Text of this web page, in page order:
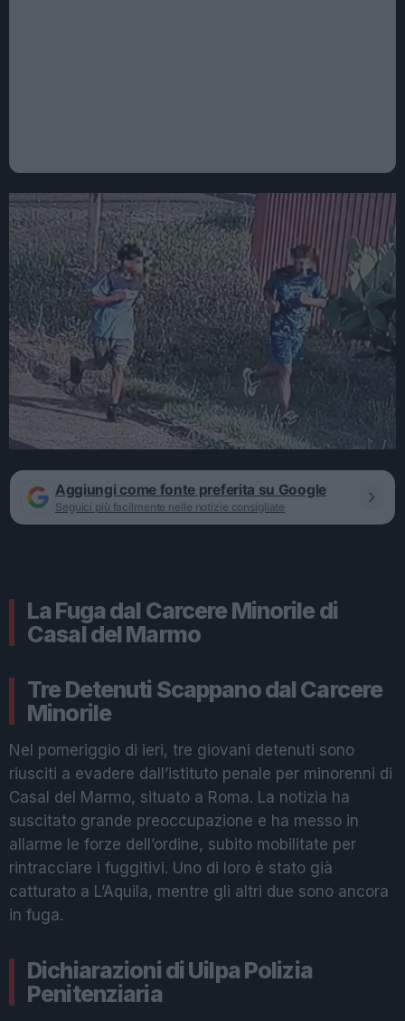
Aggiungi come fonte preferita su Google
Seguici più facilmente nelle notizie consigliate
La Fuga dal Carcere Minorile di
Casal del Marmo
Tre Detenuti Scappano dal Carcere
Minorile
Nel pomeriggio di ieri, tre giovani detenuti sono
riusciti a evadere dall’istituto penale per minorenni di
Casal del Marmo, situato a Roma. La notizia ha
suscitato grande preoccupazione e ha messo in
allarme le forze dell’ordine, subito mobilitate per
rintracciare i fuggitivi. Uno di loro è stato già
catturato a L’Aquila, mentre gli altri due sono ancora
in fuga.
Dichiarazioni di Uilpa Polizia
Penitenziaria